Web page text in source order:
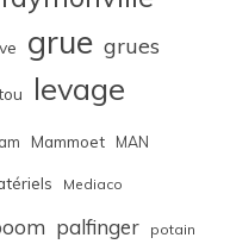
grue grues
levage
Mammoet MAN
Mediaco
palfinger potain